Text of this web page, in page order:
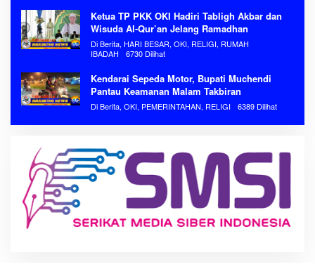
Ketua TP PKK OKI Hadiri Tabligh Akbar dan
Wisuda Al-Qur’an Jelang Ramadhan
Di Berita, HARI BESAR, OKI, RELIGI, RUMAH
IBADAH
6730 Dilihat
Kendarai Sepeda Motor, Bupati Muchendi
Pantau Keamanan Malam Takbiran
Di Berita, OKI, PEMERINTAHAN, RELIGI 6389 Dilihat